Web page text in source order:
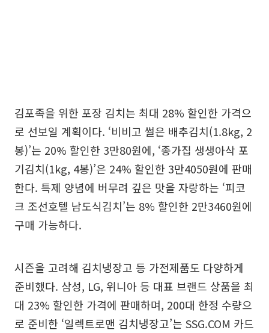
김포족을 위한 포장 김치는 최대 28% 할인한 가격으
로 선보일 계획이다. ‘비비고 썰은 배추김치(1.8kg, 2
봉)’는 20% 할인한 3만80원에, ‘종가집 생생아삭 포
기김치(1kg, 4봉)’은 24% 할인한 3만4050원에 판매
한다. 특제 양념에 버무려 깊은 맛을 자랑하는 ‘피코
크 조선호텔 남도식김치’는 8% 할인한 2만3460원에
구매 가능하다.
시즌을 고려해 김치냉장고 등 가전제품도 다양하게
준비했다. 삼성, LG, 위니아 등 대표 브랜드 상품을 최
대 23% 할인한 가격에 판매하며, 200대 한정 수량으
로 준비한 ‘일렉트로맨 김치냉장고’는 SSG.COM 카드